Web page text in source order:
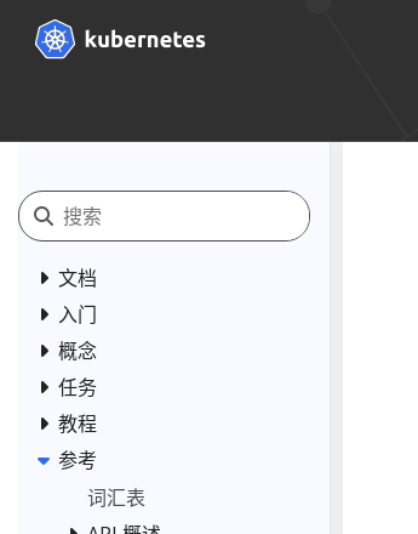
文档
入门
概念
任务
教程
参考
词汇表